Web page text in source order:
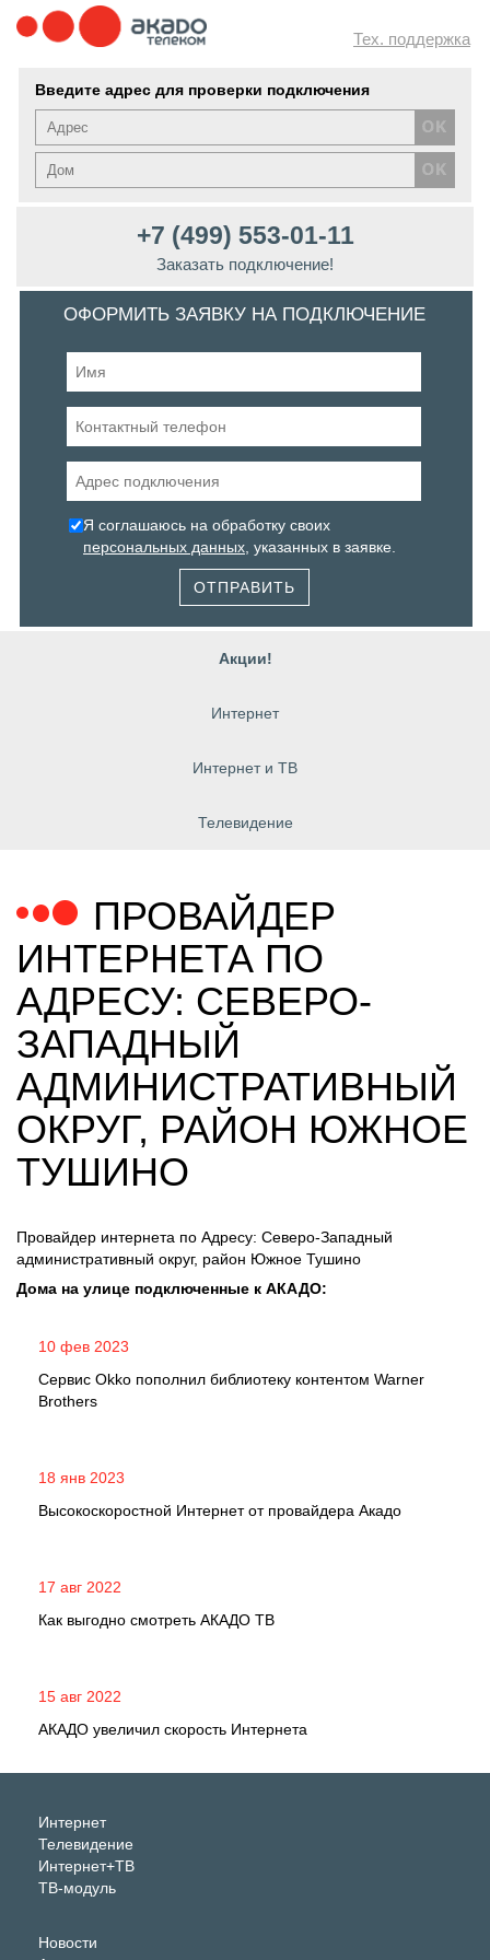
Тех. поддержка
Введите адрес для проверки подключения
+7 (499) 553-01-11
Заказать подключение!
ОФОРМИТЬ ЗАЯВКУ НА ПОДКЛЮЧЕНИЕ
Я соглашаюсь на обработку своих
персональных данных , указанных в заявке.
ОТПРАВИТЬ
Акции!
Интернет
Интернет и ТВ
Телевидение
ПРОВАЙДЕР
ИНТЕРНЕТА ПО
АДРЕСУ: СЕВЕРО-
ЗАПАДНЫЙ
АДМИНИСТРАТИВНЫЙ
ОКРУГ, РАЙОН ЮЖНОЕ
ТУШИНО
Провайдер интернета по Адресу: Северо-Западный
административный округ, район Южное Тушино
Дома на улице подключенные к АКАДО:
10 фев 2023
Сервис Okko пополнил библиотеку контентом Warner
Brothers
18 янв 2023
Высокоскоростной Интернет от провайдера Акадо
17 авг 2022
Как выгодно смотреть АКАДО ТВ
15 авг 2022
АКАДО увеличил скорость Интернета
Интернет
Телевидение
Интернет+ТВ
ТВ-модуль
Новости